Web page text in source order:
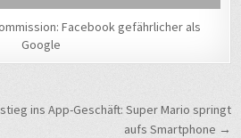
Facebook gefährlicher als
Google
ins App-Geschäft: Super Mario springt
aufs Smartphone →